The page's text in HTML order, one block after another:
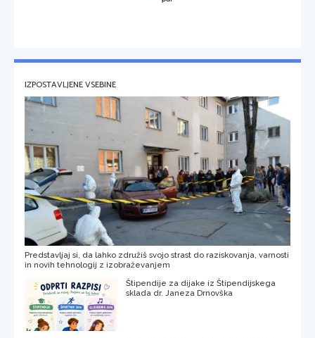
IZPOSTAVLJENE VSEBINE
Predstavljaj si, da lahko združiš svojo strast do raziskovanja, varnosti
in novih tehnologij z izobraževanjem
Štipendije za dijake iz Štipendijskega
sklada dr. Janeza Drnovška